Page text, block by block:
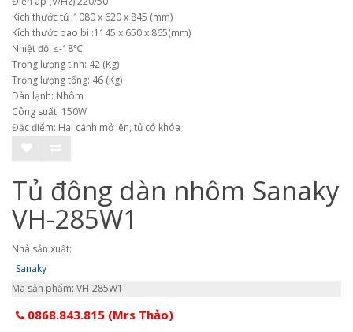
Kích thước tủ :1080 x 620 x 845 (mm)
Kích thước bao bì :1145 x 650 x 865(mm)
Nhiệt độ: ≤-18℃
Trọng lượng tịnh: 42 (Kg)
Trọng lượng tổng: 46 (Kg)
Dàn lạnh: Nhôm
Công suất: 150W
Đặc điểm: Hai cánh mở lên, tủ có khóa
Tủ đông dàn nhôm Sanaky
VH-285W1
Nhà sản xuất:
Sanaky
Mã sản phẩm: VH-285W1
0868.843.815 (Mrs Thảo)